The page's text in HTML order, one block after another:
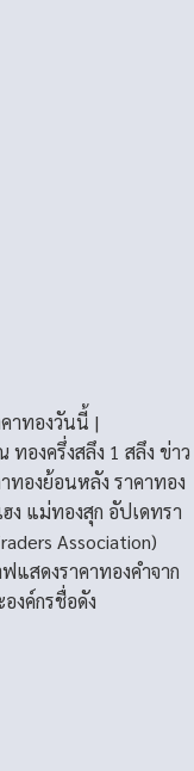
าทองวันนี้ |
องครึ่งสลึง 1 สลึง ข่าว
ทองย้อนหลัง ราคาทอง
ฮง แม่ทองสุก อัปเดทรา
Association)
แสดงราคาทองคำจาก
งค์กรชื่อดัง